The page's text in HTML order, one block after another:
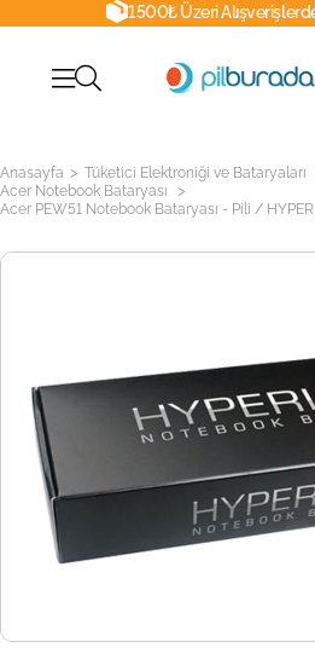
1500₺ Üzeri
Anasayfa > Tüketici Elektroniği ve Bataryaları
Acer Notebook Bataryası >
Acer PEW51 Notebook Bataryası - Pili /